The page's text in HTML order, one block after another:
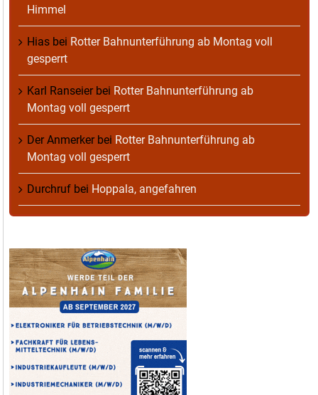
Himmel
Hias bei Rotter Bahnunterführung ab Montag voll
gesperrt
Karl Ranseierbei Rotter Bahnunterführung ab
Montag voll gesperrt
Der Anmerkerbei Rotter Bahnunterführung ab
Montag voll gesperrt
Durchruf bei Hoppala, angefahren